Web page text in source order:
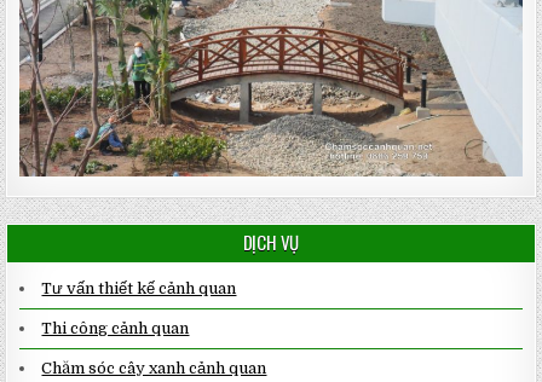
DỊCH VỤ
Tư vấn thiết kế cảnh quan
Thi công cảnh quan
Chăm sóc cây xanh cảnh quan